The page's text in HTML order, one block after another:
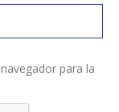
para la